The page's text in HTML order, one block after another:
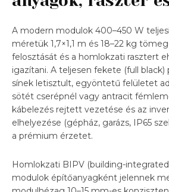
A modern modulok 400–450 W
méretük 1,7×1,1 m és 18–22 kg
felosztását és a homlokzati rasztert
igazítani. A teljesen fekete (full black)
sínek letisztult, egyöntetű felületet
sötét cserépnél vagy antracit
kábelezés rejtett vezetése és az
elhelyezése (gépház, garázs, IP65
a prémium érzetet.
Homlokzati BIPV (building-
modulok építőanyagként jelennek